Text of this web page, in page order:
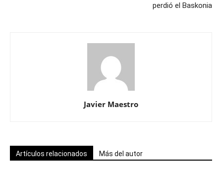
perdió el Baskonia
Javier Maestro
Artículos relacionados Más del autor